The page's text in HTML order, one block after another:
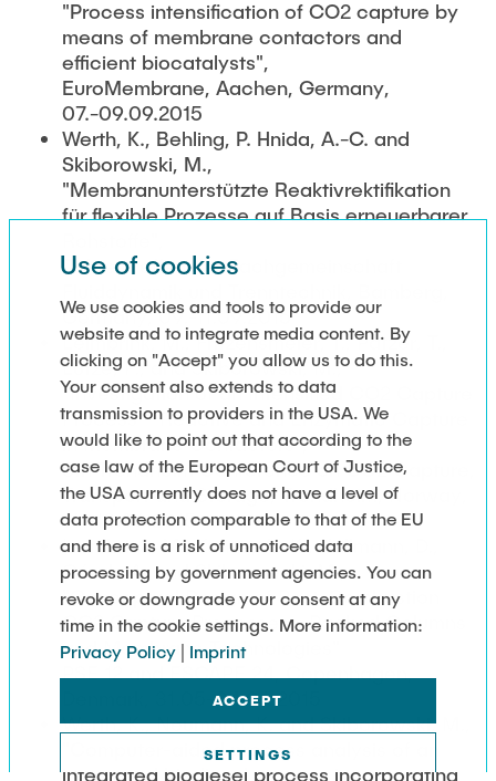
"Process intensification of CO2 capture by
means of membrane contactors and
efficient biocatalysts",
EuroMembrane, Aachen, Germany,
07.-09.09.2015
Werth, K., Behling, P. Hnida, A.-C. and
Skiborowski, M.,
"Membranunterstützte Reaktivrektifikation
für flexible Prozesse auf Basis erneuerbarer
Jahrestreffen der Fachgemeinschaft
Germany, 09.-11.09.2015
Leimbrink, M., Fritzensmeier, T., Patzer, T.,
Lutze, P., and Skiborowski, M.,
"Investigation of an Intensified CO2 Capture
Process – Reactive and Enzymatic Capture
in Membrane Contactors",
8th Trondheim Conference on CO2 Capture,
Transport and Storage, Trondheim, Norway,
16.-18.06.2015
Leimbrink, M., Kunze, A.-K., Hellmann, D.,
Górak, A. and Skiborowski, M.,
"Conceptual Design of Post-Combustion
CO2 Capture Processes - Packed Columns
and Membrane Technologies"
PSE 12 and ESCAPE 24, Copenhagen,
Denmark, 31.05-04.06.2015
Werth, K., Neumann, K. and Skiborowski, M.,
"Computer-aided process analysis of an
integrated biodiesel process incorporating
Use of cookies
We use cookies and tools to provide our
website and to integrate media content. By
clicking on "Accept" you allow us to do this.
Your consent also extends to data
transmission to providers in the USA. We
would like to point out that according to the
case law of the European Court of Justice,
the USA currently does not have a level of
data protection comparable to that of the EU
and there is a risk of unnoticed data
processing by government agencies. You can
revoke or downgrade your consent at any
time in the cookie settings. More information:
Privacy Policy | Imprint
ACCEPT
SETTINGS